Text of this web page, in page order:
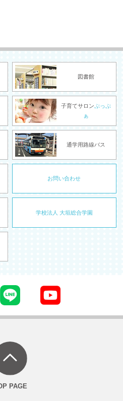
図書館
子育てサロンぷっぷ
ぁ
通学用路線バス
お問い合わせ
学校法人 大垣総合学園